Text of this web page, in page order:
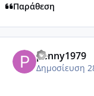
Παράθεση
penny1979
Δημοσίευση